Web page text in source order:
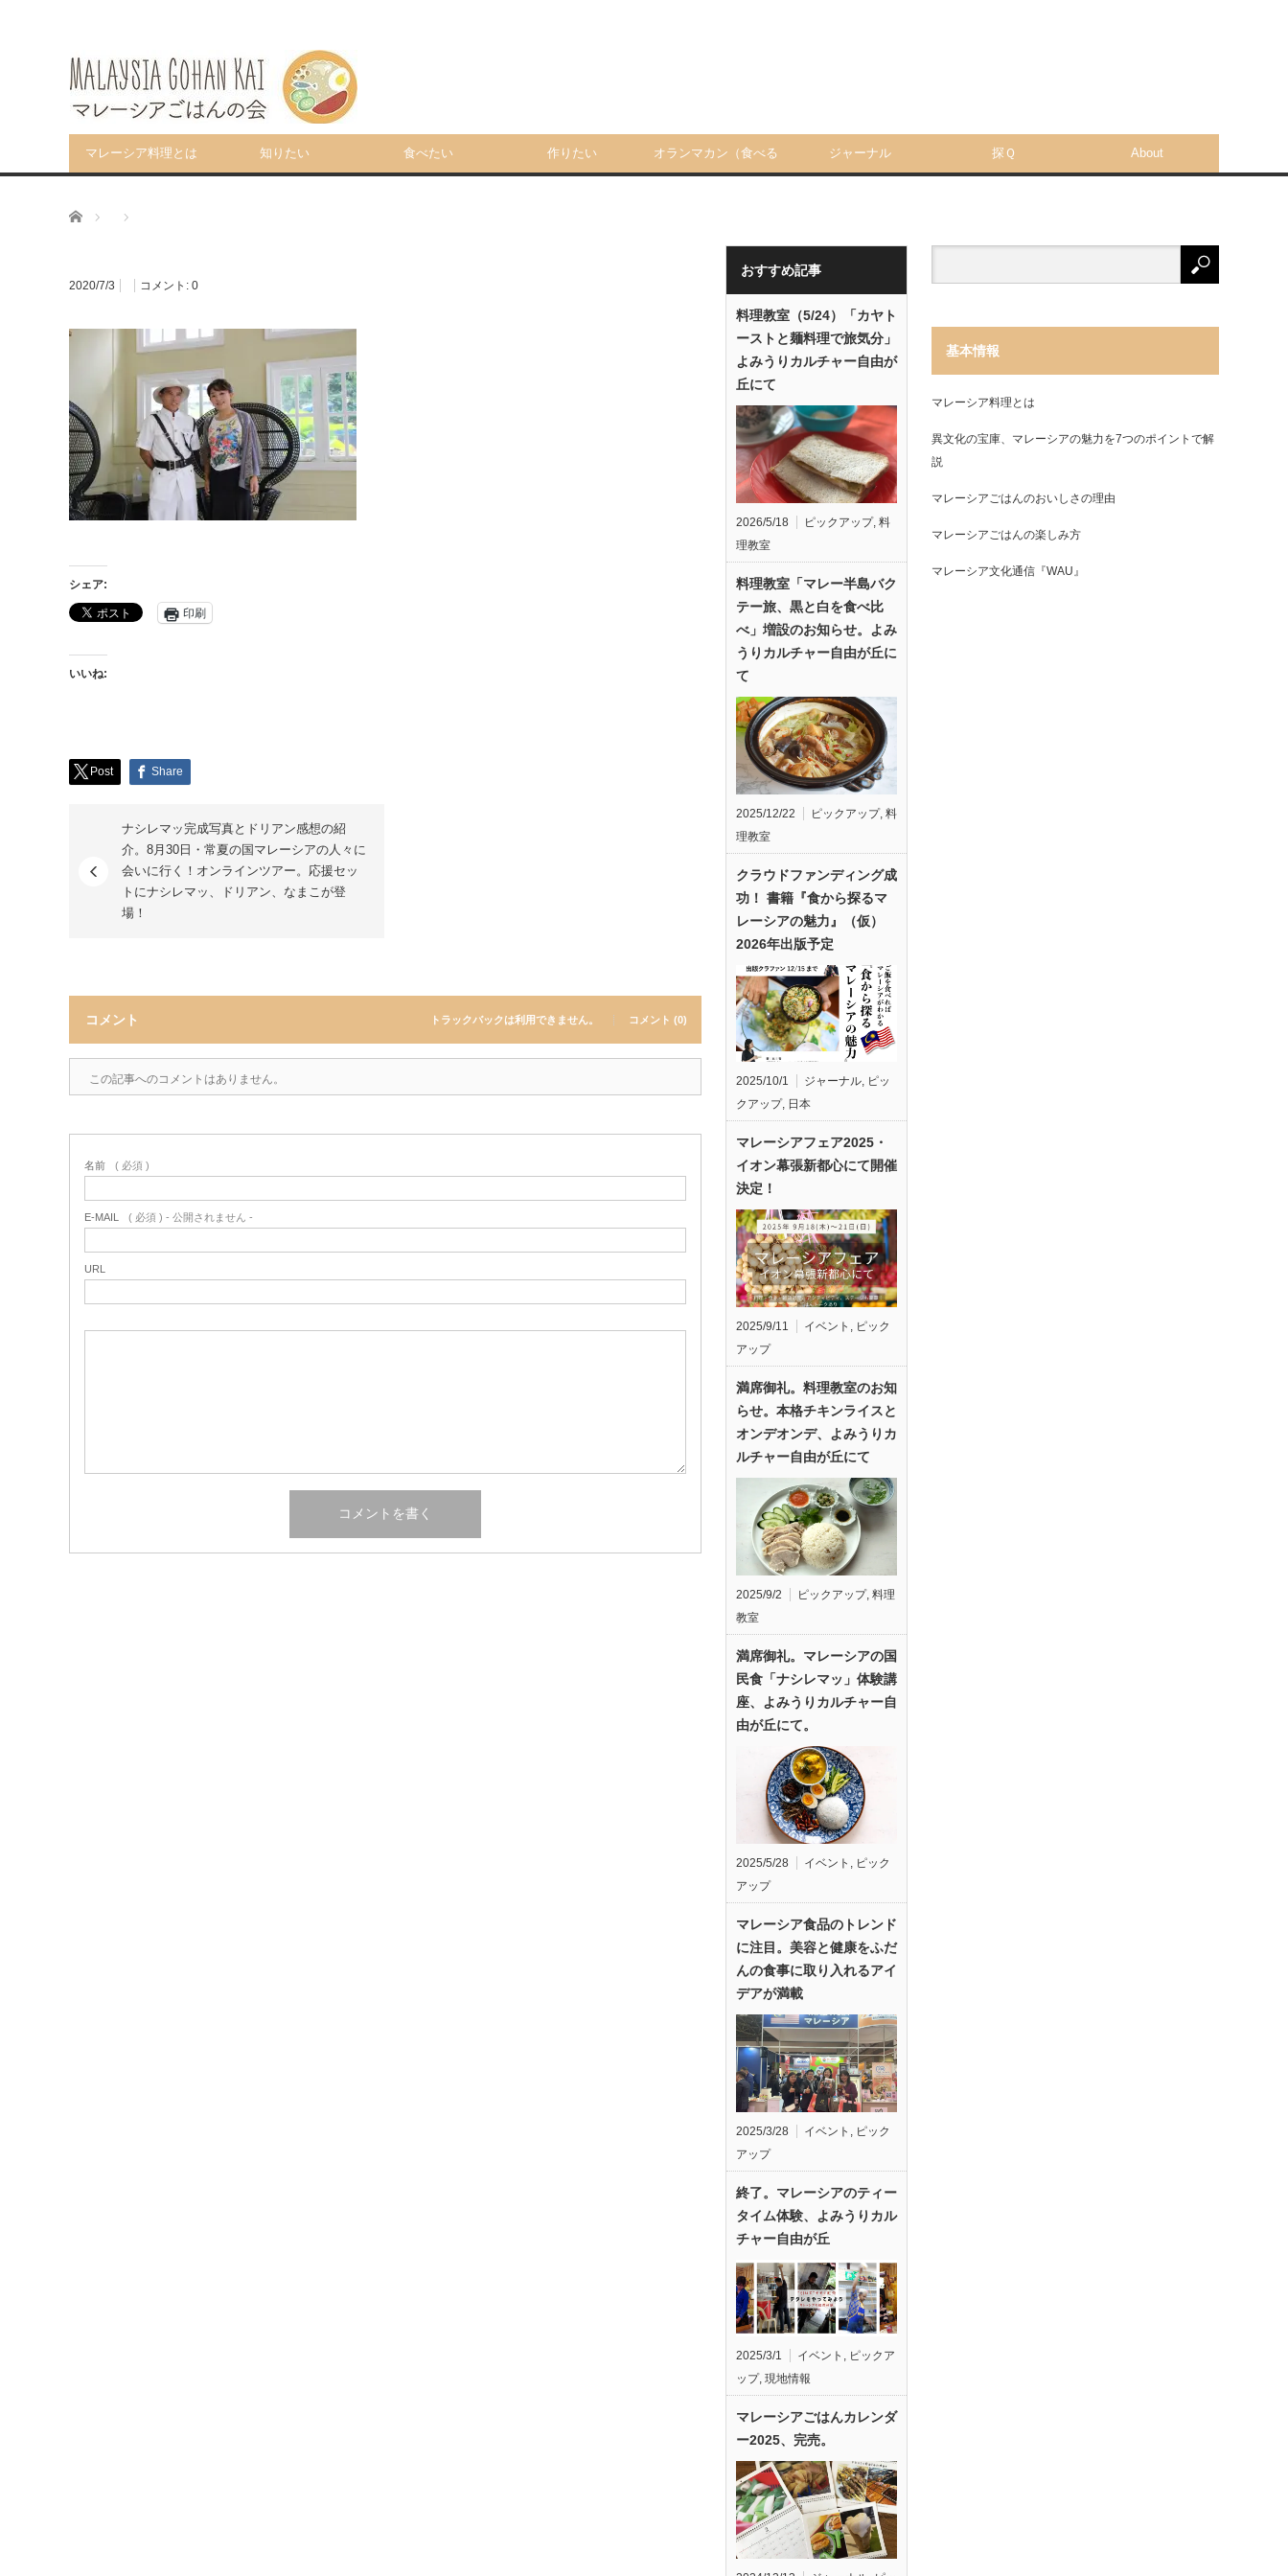
マレーシア料理とは 知りたい 食べたい 作りたい オランマカン（食べる ジャーナル 探Ｑ About
ホーム
2020/7/3 コメント: 0
シェア:
印刷
いいね:
Post Share
ナシレマッ完成写真とドリアン感想の紹
介。8月30日・常夏の国マレーシアの人々に
会いに行く！オンラインツアー。応援セッ
トにナシレマッ、ドリアン、なまこが登
場！
コメント トラックバックは利用できません。 コメント (0)
この記事へのコメントはありません。
名前 ( 必須 )
E-MAIL ( 必須 ) - 公開されません -
URL
おすすめ記事
料理教室（5/24）「カヤト
ーストと麺料理で旅気分」
よみうりカルチャー自由が
丘にて
2026/5/18 ピックアップ, 料
理教室
料理教室「マレー半島バク
テー旅、黒と白を食べ比
べ」増設のお知らせ。よみ
うりカルチャー自由が丘に
て
2025/12/22 ピックアップ, 料
理教室
クラウドファンディング成
功！ 書籍『食から探るマ
レーシアの魅力』（仮）
2026年出版予定
2025/10/1 ジャーナル, ピッ
クアップ, 日本
マレーシアフェア2025・
イオン幕張新都心にて開催
決定！
2025/9/11 イベント , ピック
アップ
満席御礼。料理教室のお知
らせ。本格チキンライスと
オンデオンデ、よみうりカ
ルチャー自由が丘にて
2025/9/2 ピックアップ, 料理
教室
満席御礼。マレーシアの国
民食「ナシレマッ」体験講
座、よみうりカルチャー自
由が丘にて。
2025/5/28 イベント , ピック
アップ
マレーシア食品のトレンド
に注目。美容と健康をふだ
んの食事に取り入れるアイ
デアが満載
2025/3/28 イベント
ピック
アップ
終了。マレーシアのティー
タイム体験、よみうりカル
チャー自由が丘
2025/3/1 イベント , ピックア
ップ, 現地情報
マレーシアごはんカレンダ
ー2025、完売。
基本情報
マレーシア料理とは
異文化の宝庫、マレーシアの魅力を7つのポイントで解
説
マレーシアごはんのおいしさの理由
マレーシアごはんの楽しみ方
マレーシア文化通信『WAU』